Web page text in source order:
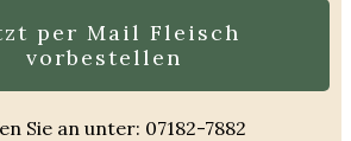
per Mail Fleisch
vorbestellen
Sie an unter: 07182-7882